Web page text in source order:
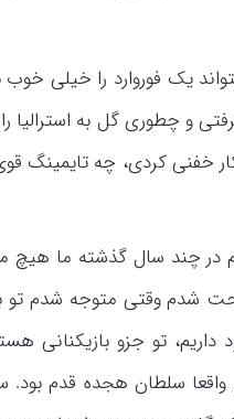
یک فوروارد را خیلی
و چطوری گل به استرالیا
خفنی کردی، چه تایمینگ
در چند سال گذشته ما هیچ
شدم وقتی متوجه شدم تو
صعود داریم، تو جزو
سلطان هجده قدم بود.